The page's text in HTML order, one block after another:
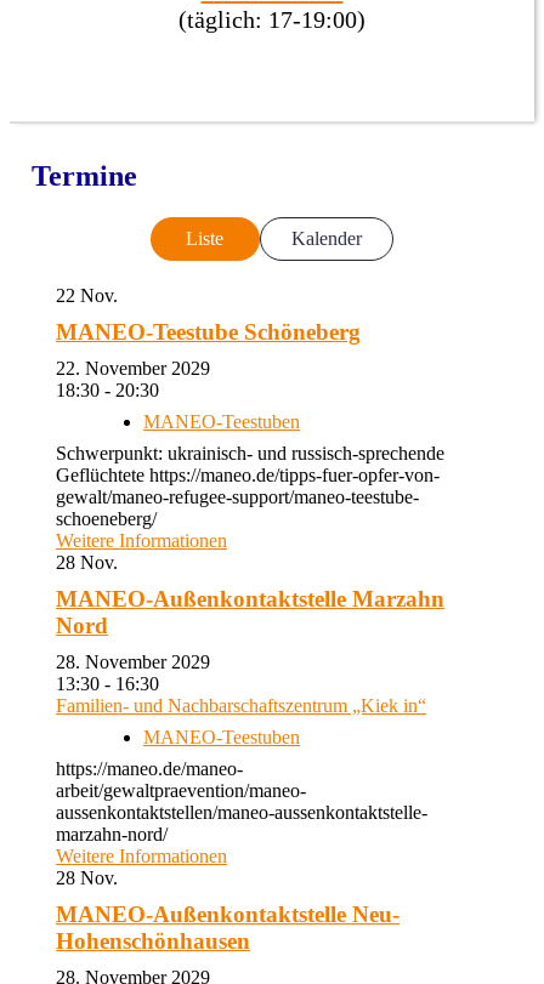
(täglich: 17-19:00)
Termine
Liste Kalender
22 Nov.
MANEO-Teestube Schöneberg
22. November 2029
18:30 - 20:30
MANEO-Teestuben
Schwerpunkt: ukrainisch- und russisch-sprechende
Geflüchtete https://maneo.de/tipps-fuer-opfer-von-
gewalt/maneo-refugee-support/maneo-teestube-
schoeneberg/
Weitere Informationen
28 Nov.
MANEO-Außenkontaktstelle Marzahn
Nord
28. November 2029
13:30 - 16:30
Familien- und Nachbarschaftszentrum „Kiek in“
MANEO-Teestuben
https://maneo.de/maneo-
arbeit/gewaltpraevention/maneo-
aussenkontaktstellen/maneo-aussenkontaktstelle-
marzahn-nord/
Weitere Informationen
28 Nov.
MANEO-Außenkontaktstelle Neu-
Hohenschönhausen
28. November 2029